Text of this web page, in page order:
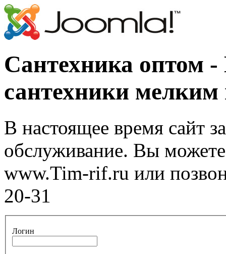
Сантехника оптом
сантехники
В настоящее время сайт
обслуживание. Вы можете
www.Tim-rif.ru или
20-31
Логин